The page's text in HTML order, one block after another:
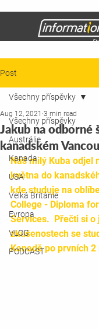
Post
Všechny příspěvky
Austrálie
Kanada
USA
Velká Británie
Evropa
VLOG
PODCAST
Všechny příspěvky
Jakub na odborné
kanadském
Aug 12, 2021 3 min read
Náš milý Kuba odjel
května do
kde studuje na
College - Diploma
Services.  Přečti si o
zkušenostech se
Kanadě po prvních